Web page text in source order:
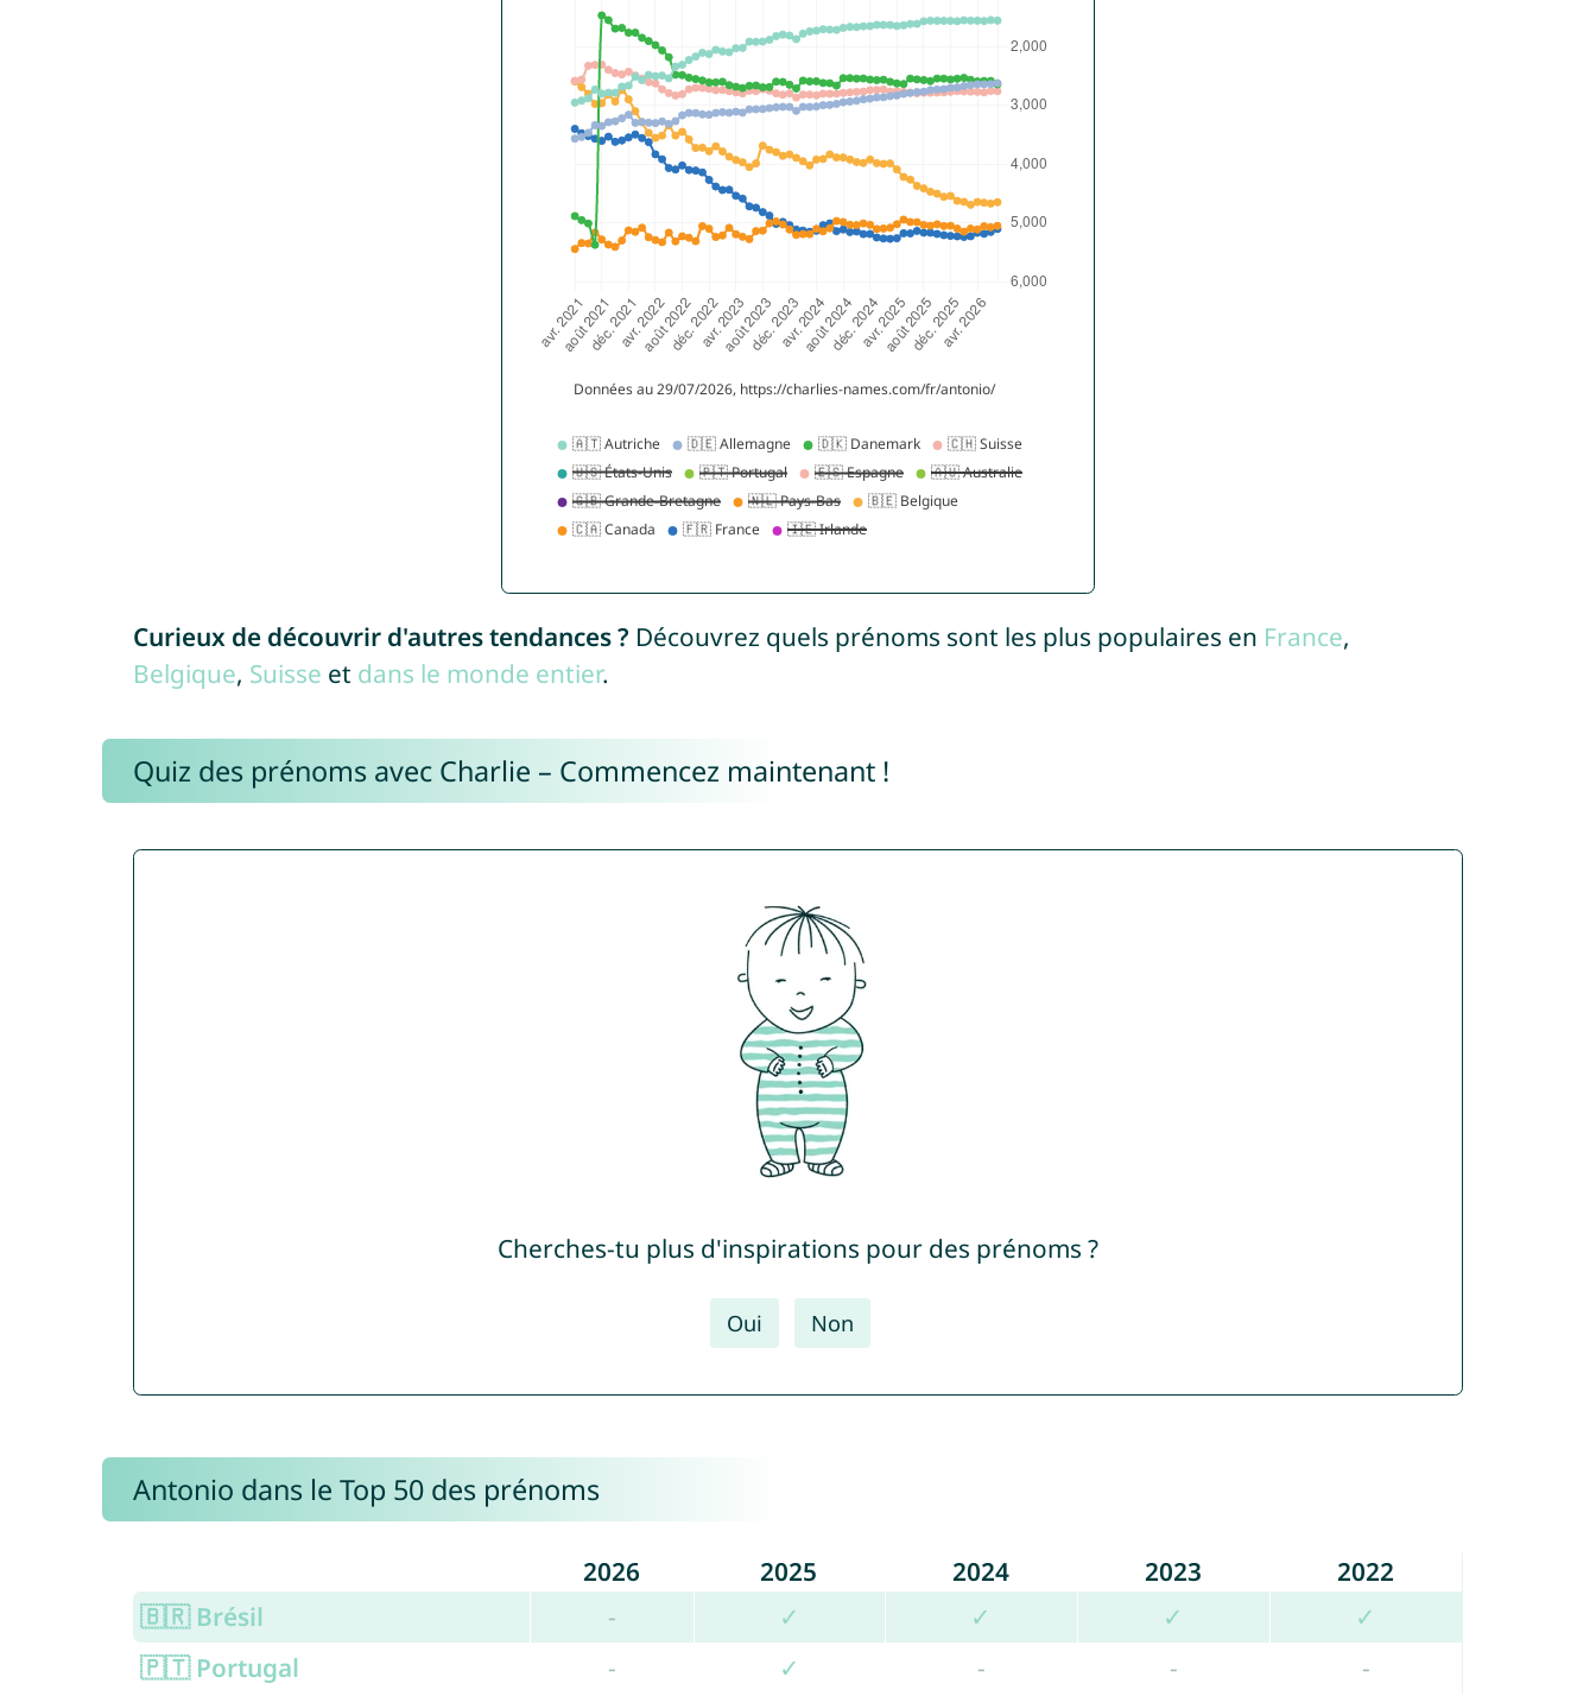
Curieux de découvrir d'autres tendances ? Découvrez quels prénoms sont les plus populaires en France,
Belgique, Suisse et dans le monde entier.
Quiz des prénoms avec Charlie – Commencez maintenant !
Cherches-tu plus d'inspirations pour des prénoms ?
Oui Non
Antonio dans le Top 50 des prénoms
2026 2025 2024 2023
2022
🇧🇷 Brésil
- ✓ ✓ ✓
✓
🇵🇹 Portugal
- ✓ - - -